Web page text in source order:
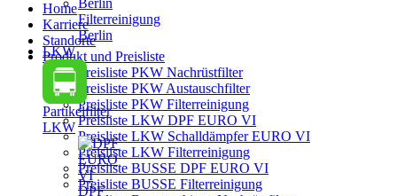
Filterreinigung
Berlin
LKW
Partikelfilter
LKW
DPF
Home
Karriere
Standorte
Produkt und Preisliste
Preisliste PKW Nachrüstfilter
Preisliste PKW Austauschfilter
Preisliste PKW Filterreinigung
Preisliste LKW DPF EURO VI
Preisliste LKW Schalldämpfer EURO VI
Preisliste LKW Filterreinigung
Preisliste BUSSE DPF EURO VI
Preisliste BUSSE Filterreinigung